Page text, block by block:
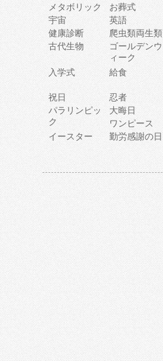
メタボリック
お葬式
宇宙
英語
健康診断
爬虫類両生類
古代生物
ゴールデンウ
ィーク
入学式
給食
祝日
忍者
パラリンピッ
ク
大晦日
ワンピース
イースター
勤労感謝の日